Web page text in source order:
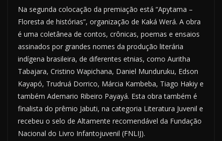
Na segunda colocação da premiação está “Apytama –
Floresta de histórias”, organização de Kaká Werá. A obra
é uma coletânea de contos, crônicas, poemas e ensaios
assinados por grandes nomes da produção literária
indígena brasileira, de diferentes etnias, como Auritha
Tabajara, Cristino Wapichana, Daniel Munduruku, Edson
Kayapó, Trudruá Dorrico, Márcia Kambeba, Tiago Hakiy e
também Ademario Ribeiro Payayá. Esta obra também é
finalista do prêmio Jabuti, na categoria Literatura Juvenil e
recebeu o selo de Altamente recomendável da Fundação
Nacional do Livro Infantojuvenil (FNLIJ).